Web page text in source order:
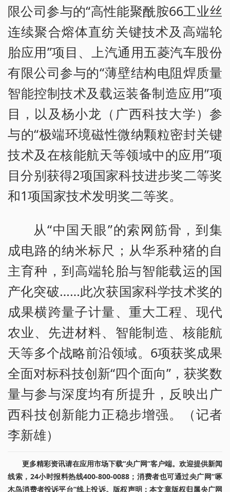
限公司参与的“高性能聚酰胺66工业丝
连续聚合熔体直纺关键技术及高端轮
胎应用”项目、上汽通用五菱汽车股份
有限公司参与的“薄壁结构电阻焊质量
智能控制技术及载运装备制造应用”项
目，以及杨小龙（广西科技大学）参
与的“极端环境磁性微纳颗粒密封关键
技术及在核能航天等领域中的应用”项
目分别获得2项国家科技进步奖二等奖
和1项国家技术发明奖二等奖。
从“中国天眼”的索网筋骨，到集
成电路的纳米标尺；从华系种猪的自
主育种，到高端轮胎与智能载运的国
产化突破……此次获国家科学技术奖的
成果横跨量子计量、重大工程、现代
农业、先进材料、智能制造、核能航
天等多个战略前沿领域。6项获奖成果
全面对标科技创新“四个面向”，获奖数
量与参与深度均有所提升，反映出广
西科技创新能力正稳步增强。（记者
李新雄）
更多精彩资讯请在应用市场下载“央广网”客户端。欢迎提供新闻
线索，24小时报料热线400-800-0088；消费者也可通过央广网“啄
木鸟消费者投诉平台”线上投诉。版权声明：本文章版权归属央广网